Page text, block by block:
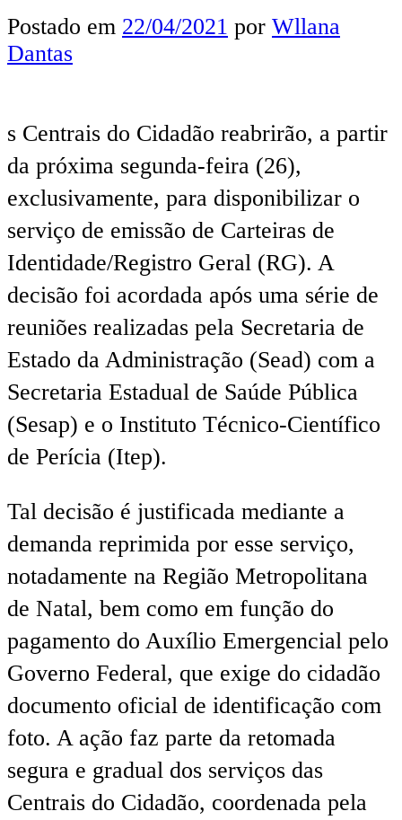
Postado em 22/04/2021 por Wllana
Dantas
s Centrais do Cidadão reabrirão, a partir
da próxima segunda-feira (26),
exclusivamente, para disponibilizar o
serviço de emissão de Carteiras de
Identidade/Registro Geral (RG). A
decisão foi acordada após uma série de
reuniões realizadas pela Secretaria de
Estado da Administração (Sead) com a
Secretaria Estadual de Saúde Pública
(Sesap) e o Instituto Técnico-Científico
de Perícia (Itep).
Tal decisão é justificada mediante a
demanda reprimida por esse serviço,
notadamente na Região Metropolitana
de Natal, bem como em função do
pagamento do Auxílio Emergencial pelo
Governo Federal, que exige do cidadão
documento oficial de identificação com
foto. A ação faz parte da retomada
segura e gradual dos serviços das
Centrais do Cidadão, coordenada pela